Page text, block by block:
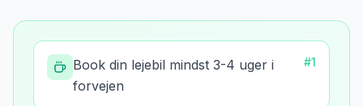
Book din lejebil mindst 3-4 uger i
forvejen
#1